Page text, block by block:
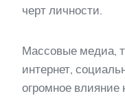
черт личности.
Массовые медиа,
интернет,
огромное